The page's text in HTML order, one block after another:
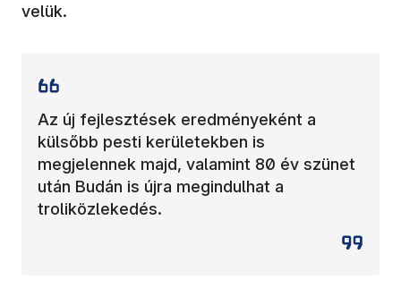
velük.
Az új fejlesztések eredményeként a
külsőbb pesti kerületekben is
megjelennek majd, valamint 80 év szünet
után Budán is újra megindulhat a
troliközlekedés.